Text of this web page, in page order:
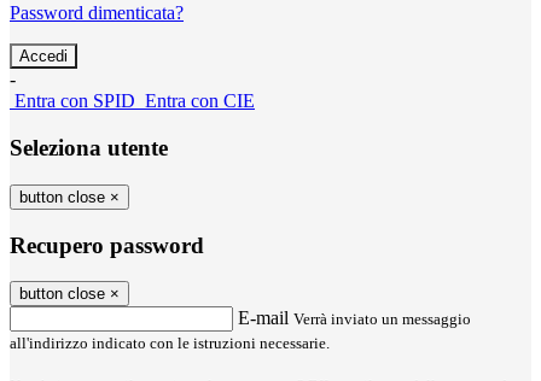
Password dimenticata?
-
Entra con SPID Entra con CIE
Seleziona utente
button close ×
Recupero password
button close ×
E-mail Verrà inviato un messaggio
all'indirizzo indicato con le istruzioni necessarie.